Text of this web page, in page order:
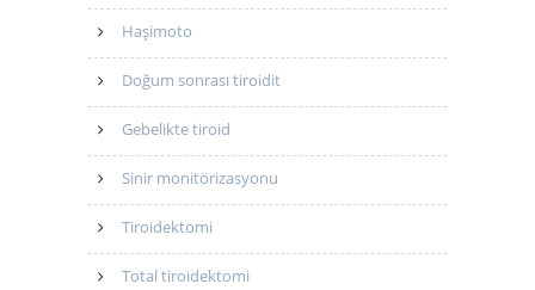
Haşimoto
Doğum sonrası tiroidit
Gebelikte tiroid
Sinir monitörizasyonu
Tiroidektomi
Total tiroidektomi